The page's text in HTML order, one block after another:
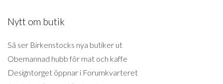
Nytt om butik
Så ser Birkenstocks nya butiker ut
Obemannad hubb för mat och kaffe
Designtorget öppnar i Forumkvarteret